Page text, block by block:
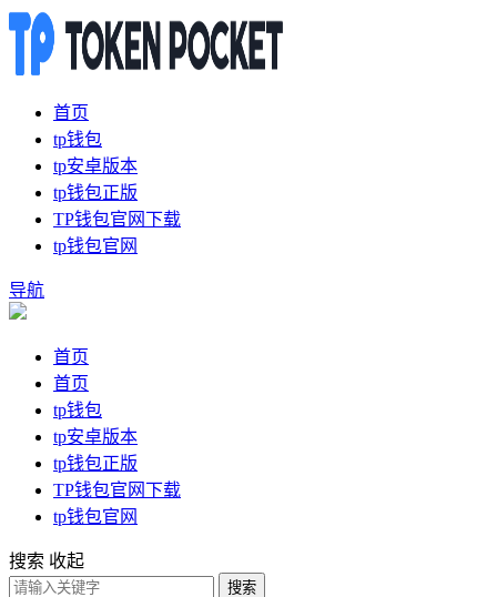
首页
tp钱包
tp安卓版本
tp钱包正版
TP钱包官网下载
tp钱包官网
导航
首页
首页
tp钱包
tp安卓版本
tp钱包正版
TP钱包官网下载
tp钱包官网
搜索 收起
搜索